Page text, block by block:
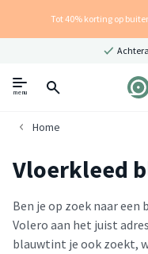
Tot 40% korting op
menu
Home
Vloerkleed
Ben je op zoek naar een
Volero aan het juist
blauwtint je ook zoekt,